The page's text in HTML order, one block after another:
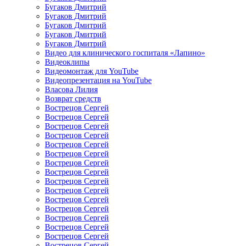
Бугаков Дмитрий
Бугаков Дмитрий
Бугаков Дмитрий
Бугаков Дмитрий
Бугаков Дмитрий
Видео для клинического госпиталя «Лапино»
Видеоклипы
Видеомонтаж для YouTube
Видеопрезентация на YouTube
Власова Лилия
Возврат средств
Вострецов Сергей
Вострецов Сергей
Вострецов Сергей
Вострецов Сергей
Вострецов Сергей
Вострецов Сергей
Вострецов Сергей
Вострецов Сергей
Вострецов Сергей
Вострецов Сергей
Вострецов Сергей
Вострецов Сергей
Вострецов Сергей
Вострецов Сергей
Вострецов Сергей